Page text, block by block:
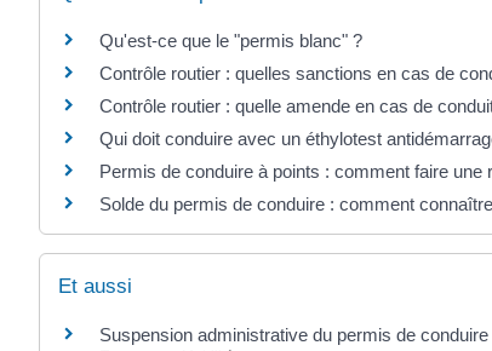
Qu'est-ce que le "permis blanc" ?
Contrôle routier : quelles sanctions en cas de
Contrôle routier : quelle amende en cas de
Qui doit conduire avec un éthylotest
Permis de conduire à points : comment faire une
Solde du permis de conduire : comment
Et aussi
Suspension administrative du permis de conduire